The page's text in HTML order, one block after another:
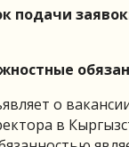
подачи
о
в